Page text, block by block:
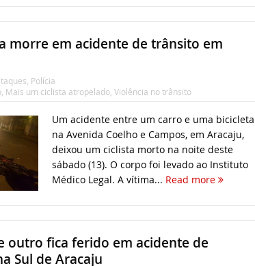
morre em acidente de trânsito em
Polícia
, Mais um ciclista atropelado, Violência no trânsito
Um acidente entre um carro e uma bicicleta
na Avenida Coelho e Campos, em Aracaju,
deixou um ciclista morto na noite deste
sábado (13). O corpo foi levado ao Instituto
Médico Legal. A vítima... Read more
outro fica ferido em acidente de
Sul de Aracaju